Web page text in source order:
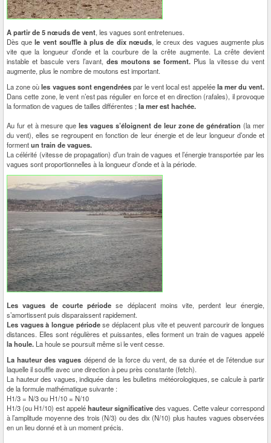
A partir de 5 nœuds de vent, les vagues sont entretenues.
Dès quele vent souffle à plus de dix nœuds, le creux des vagues augmente plus
vite que la longueur d’onde et la courbure de la crête augmente. La crête devient
instable et bascule vers l’avant, des moutons se forment. Plus la vitesse du vent
augmente, plus le nombre de moutons est important.
La zone oùles vagues sont engendréespar le vent local est appeléela mer du vent.
Dans cette zone, le vent n’est pas régulier en force et en direction (rafales), il provoque
la formation de vagues de tailles différentes ;la mer est hachée.
Au fur et à mesure queles vagues s’éloignent de leur zone de génération(la mer
du vent), elles se regroupent en fonction de leur énergie et de leur longueur d’onde et
formentun train de vagues.
La célérité (vitesse de propagation) d’un train de vagues et l’énergie transportée par les
vagues sont proportionnelles à la longueur d’onde et à la période.
Les vagues de courte périodese déplacent moins vite, perdent leur énergie,
s’amortissent puis disparaissent rapidement.
Les vagues à longue périodese déplacent plus vite et peuvent parcourir de longues
distances. Elles sont régulières et puissantes, elles forment un train de vagues appelé
la houle. La houle se poursuit même si le vent cesse.
La hauteur des vagues dépend de la force du vent, de sa durée et de l’étendue sur
laquelle il souffle avec une direction à peu près constante (fetch).
La hauteur des vagues, indiquée dans les bulletins météorologiques, se calcule à partir
de la formule mathématique suivante :
H1/3 = N/3 ou H1/10 = N/10
H1/3 (ou H1/10) est appeléhauteur significativedes vagues. Cette valeur correspond
à l’amplitude moyenne des trois (N/3) ou des dix (N/10) plus hautes vagues observées
en un lieu donné et à un moment précis.